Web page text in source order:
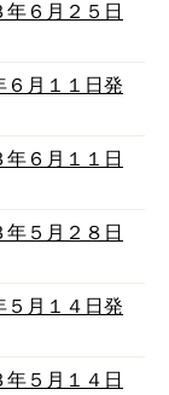
６月２５日
月１１日発
６月１１日
５月２８日
月１４日発
５月１４日